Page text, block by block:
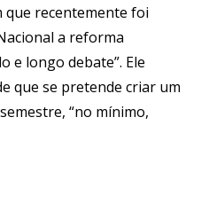
que recentemente foi
a reforma
e longo debate”. Ele
que se pretende criar um
“no mínimo,